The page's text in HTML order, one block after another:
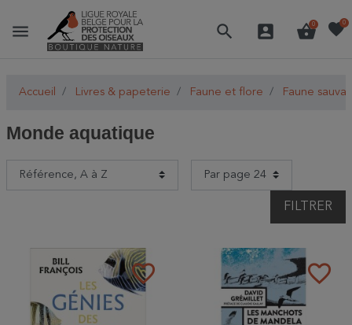
menu search account_box shopping_basket
0 favorite0
Accueil Livres & papeterie Faune et flore Faune
Monde aquatique
FILTRER
favorite_border favorite_border